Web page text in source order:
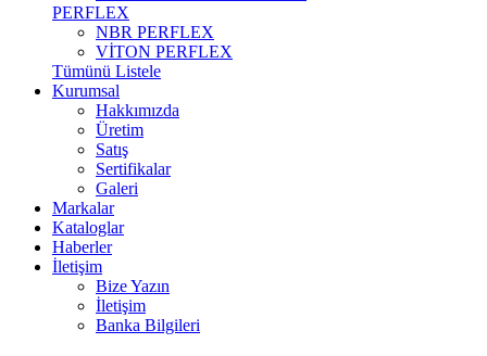
PERFLEX
NBR PERFLEX
VİTON PERFLEX
Tümünü Listele
Kurumsal
Hakkımızda
Üretim
Satış
Sertifikalar
Galeri
Markalar
Kataloglar
Haberler
İletişim
Bize Yazın
İletişim
Banka Bilgileri